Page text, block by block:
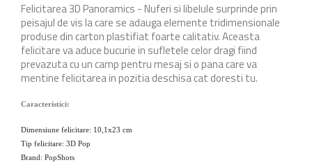
Felicitarea 3D Panoramics - Nuferi si libelule surprinde prin
peisajul de vis la care se adauga elemente tridimensionale
produse din carton plastifiat foarte calitativ. Aceasta
felicitare va aduce bucurie in sufletele celor dragi fiind
prevazuta cu un camp pentru mesaj si o pana care va
mentine felicitarea in pozitia deschisa cat doresti tu.
Caracteristici:
Dimensiune felicitare: 10,1x23 cm
Tip felicitare: 3D Pop
Brand: PopShots